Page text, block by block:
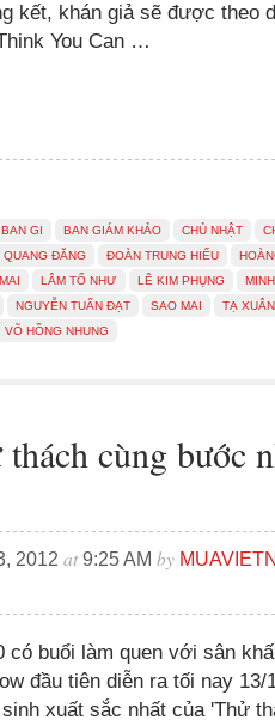
kết, khán giả sẽ được theo
You Can …
BAN GI BAN GIÁM KHẢO CHỦ NHẬT
QUANG ĐĂNG ĐOÀN TRUNG HIẾU
LÂM TỐ NHƯ LÊ KIM PHỤNG
NGUYỄN TUẤN ĐẠT SAO MAI
TẠ
VÕ HỒNG NHUNG
cùng bước
2012 at9:25 AM by
có buổi làm quen với sân
đầu tiên diễn ra tối nay 13/
xuất sắc nhất của 'Thử